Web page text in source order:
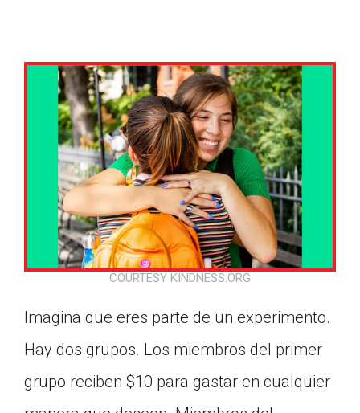
COURTESY KINDNESS.ORG
Imagina que eres parte de un experimento.
Hay dos grupos. Los miembros del primer
grupo reciben $10 para gastar en cualquier
Google Classroom
Click on the icon above to share the article with
a class in your Google Classroom.